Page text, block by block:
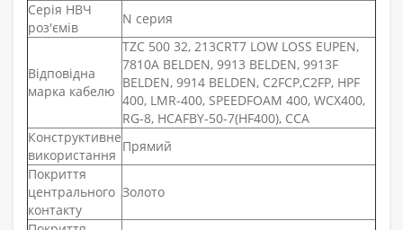
Серія НВЧ
роз'ємів
N серия
Відповідна
марка кабелю
TZC 500 32, 213CRT7 LOW LOSS EUPEN,
7810A BELDEN, 9913 BELDEN, 9913F
BELDEN, 9914 BELDEN, C2FCP,C2FP, HPF
400, LMR-400, SPEEDFOAM 400, WCX400,
RG-8, HCAFBY-50-7(HF400), CCA
Конструктивне
використання
Прямий
Покриття
центрального
контакту
Золото